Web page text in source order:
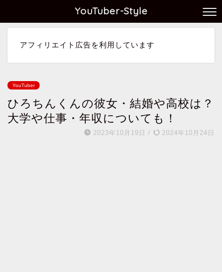
YouTuber-Style
アフィリエイト広告を利用しています
YouTuber
ひろちんくんの彼女・結婚や高校は？
大学や仕事・年収についても！
2023年10月19日 / 2024年10月24日